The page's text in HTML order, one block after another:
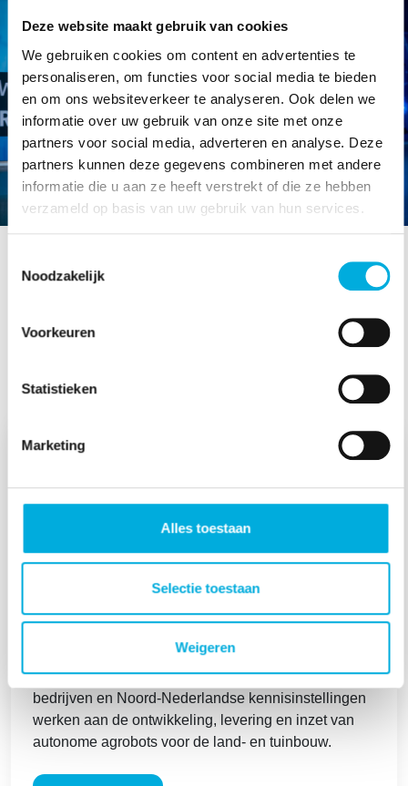
Deze website maakt gebruik van cookies
We gebruiken cookies om content en advertenties te
personaliseren, om functies voor social media te bieden
en om ons websiteverkeer te analyseren. Ook delen we
informatie over uw gebruik van onze site met onze
partners voor social media, adverteren en analyse. Deze
partners kunnen deze gegevens combineren met andere
informatie die u aan ze heeft verstrekt of die ze hebben
verzameld op basis van uw gebruik van hun services.
Noodzakelijk
Voorkeuren
Statistieken
Marketing
Alles toestaan
Selectie toestaan
Weigeren
Robotics & Vision
Lees meer
Nieuws & projecten
Digi Agro 3: autonome agro-robots voor de
toekomst van land- en tuinbouw
Digi Agro 3 is een samenwerkingsproject waarin
bedrijven en Noord‑Nederlandse kennisinstellingen
werken aan de ontwikkeling, levering en inzet van
autonome agrobots voor de land- en tuinbouw.